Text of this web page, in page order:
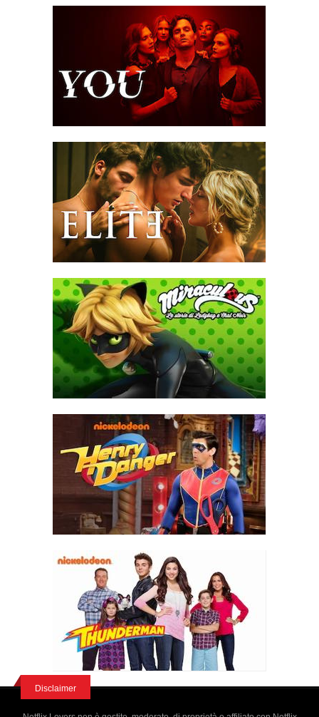
Disclaimer